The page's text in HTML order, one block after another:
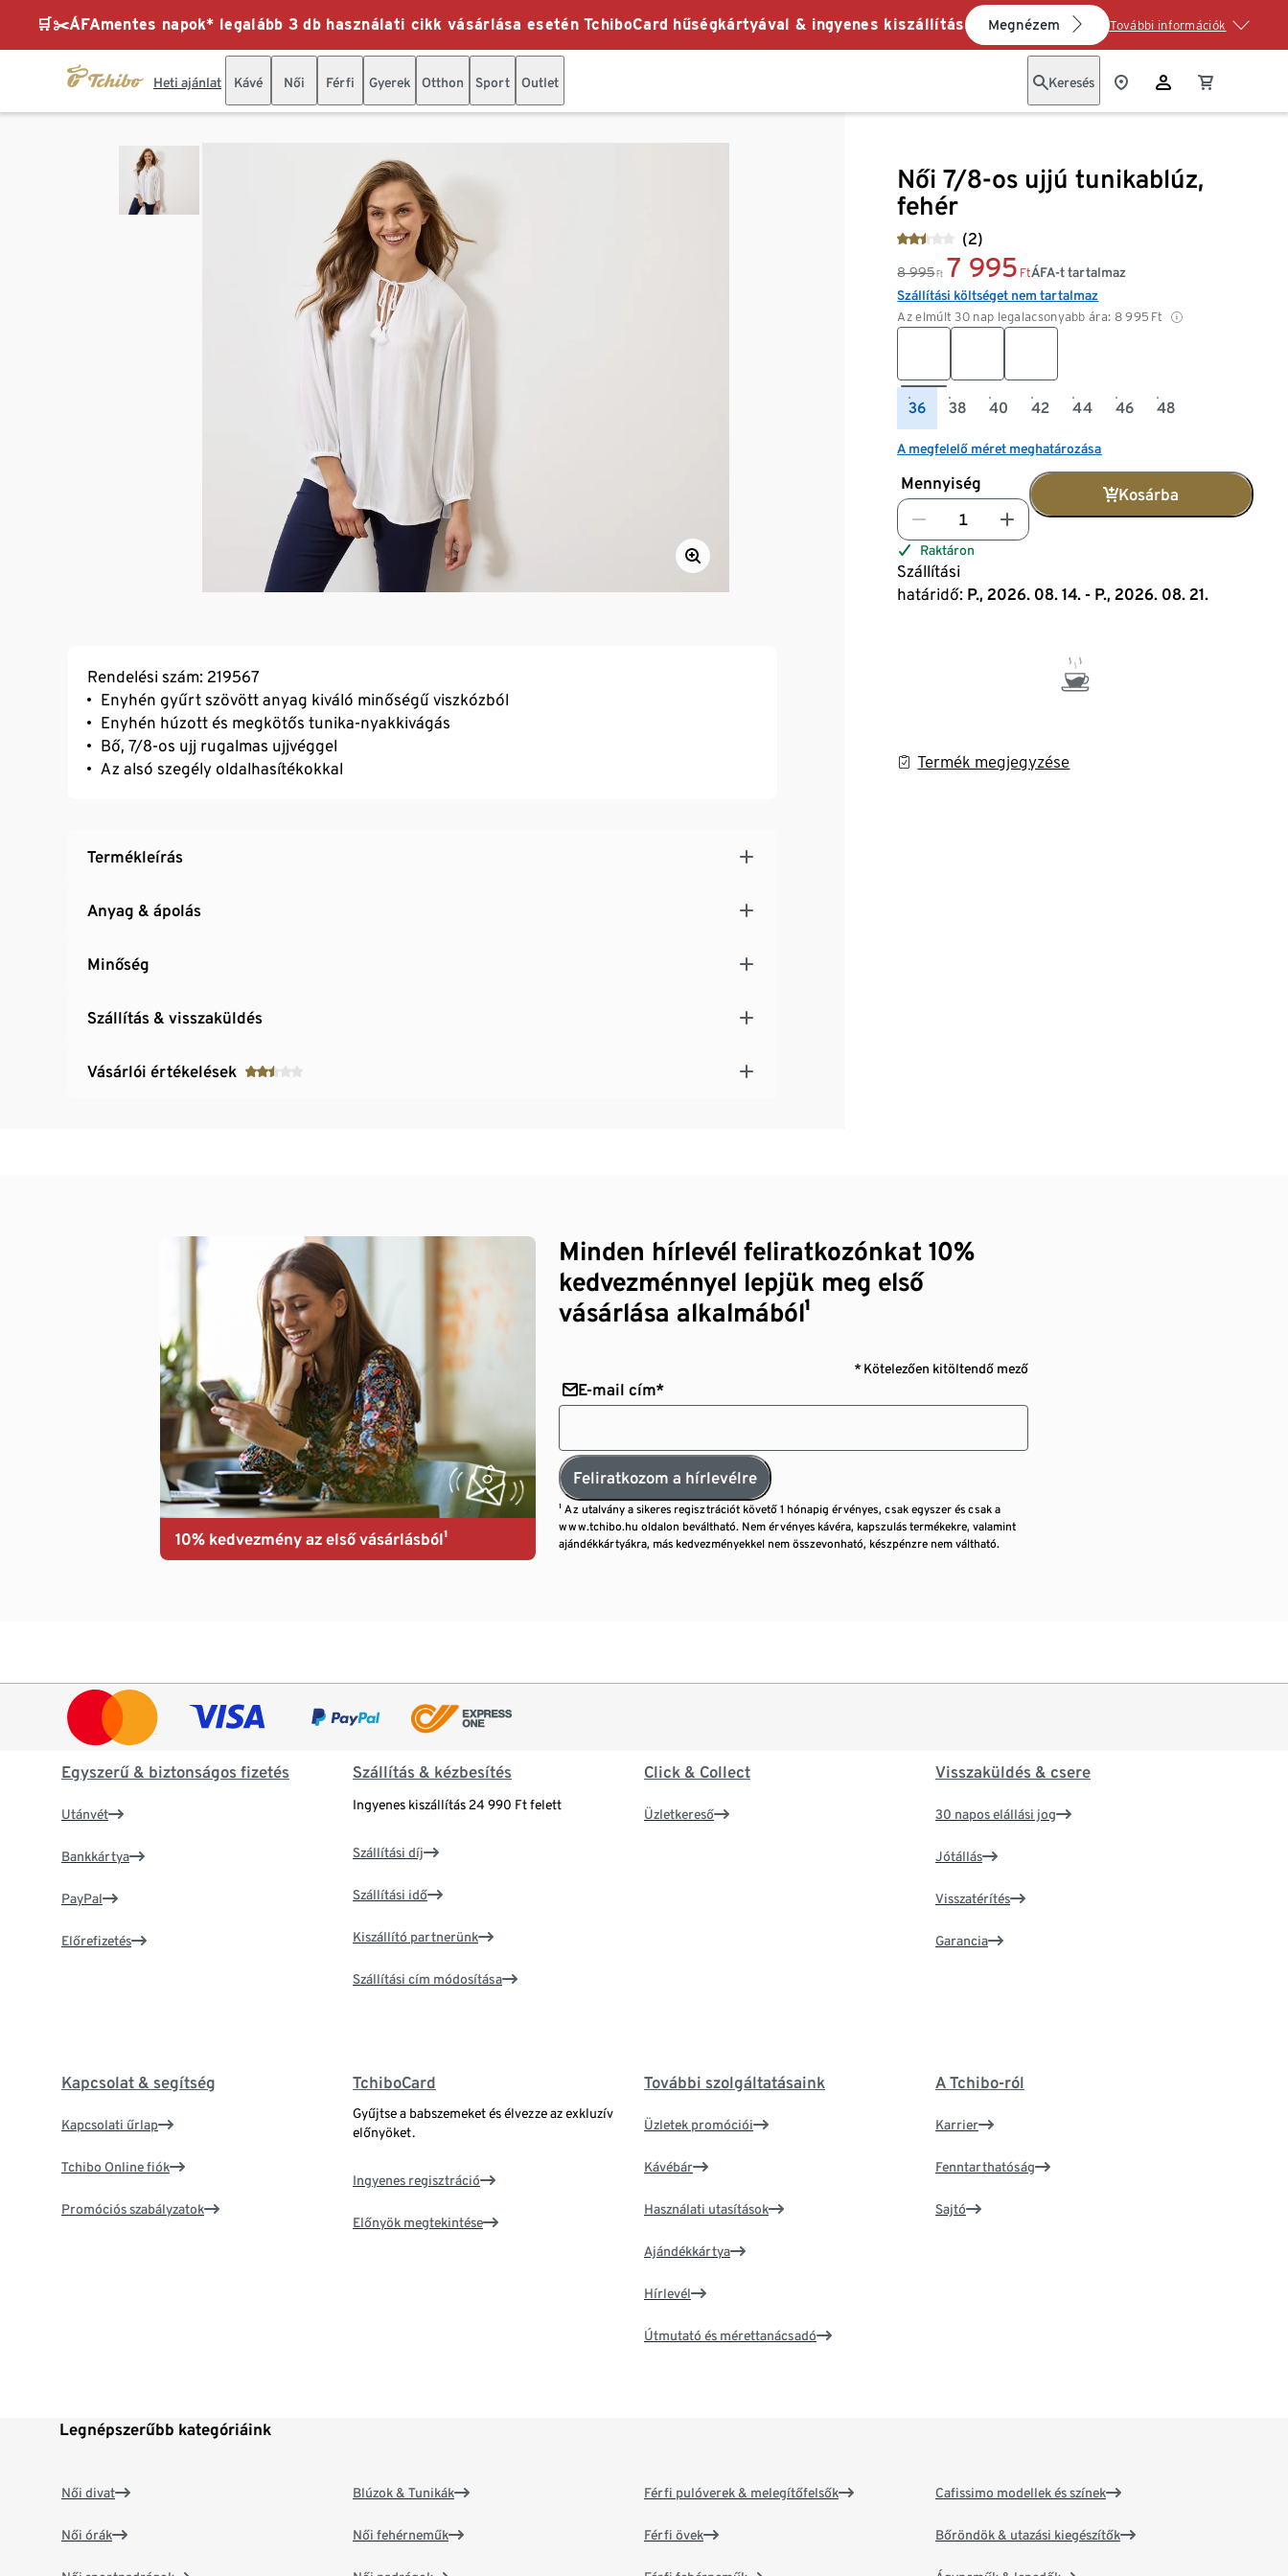
🛒✂️ÁFAmentes napok* legalább 3 db használati cikk vásárlása esetén TchiboCard hűségkártyával & ingyenes kiszállítás Megnézem További információk
Heti ajánlat Kávé Női Férfi Gyerek Otthon Sport Outlet Keresés
Női 7/8-os ujjú tunikablúz,
fehér
(2)
8 995 Ft 7 995 Ft
Az elmúlt 30 nap legalacsonyabb ára: 8 995 Ft
ÁFA-t tartalmaz
Szállítási költséget nem tartalmaz
36 38 40 42 44 46 48
A megfelelő méret meghatározása
Mennyiség
Kosárba
Raktáron
Szállítási
határidő: P., 2026. 08. 14. - P., 2026. 08. 21.
Termék megjegyzése
Rendelési szám: 219567
Enyhén gyűrt szövött anyag kiváló minőségű viszkózból
Enyhén húzott és megkötős tunika-nyakkivágás
Bő, 7/8-os ujj rugalmas ujjvéggel
Az alsó szegély oldalhasítékokkal
Termékleírás
Anyag & ápolás
Minőség
Szállítás & visszaküldés
Vásárlói értékelések
10% kedvezmény az első vásárlásból¹
Minden hírlevél feliratkozónkat 10%
kedvezménnyel lepjük meg első
vásárlása alkalmából¹
* Kötelezően kitöltendő mező
E-mail cím*
Feliratkozom a hírlevélre
¹ Az utalvány a sikeres regisztrációt követő 1 hónapig érvényes, csak egyszer és csak a
www.tchibo.hu oldalon beváltható. Nem érvényes kávéra, kapszulás termékekre, valamint
ajándékkártyákra, más kedvezményekkel nem összevonható, készpénzre nem váltható.
Egyszerű & biztonságos fizetés
Utánvét
Bankkártya
PayPal
Előrefizetés
Szállítás & kézbesítés
Ingyenes kiszállítás 24 990 Ft felett
Szállítási díj
Szállítási idő
Kiszállító partnerünk
Szállítási cím módosítása
Click & Collect
Üzletkereső
Visszaküldés & csere
30 napos elállási jog
Jótállás
Visszatérítés
Garancia
Kapcsolat & segítség
Kapcsolati űrlap
Tchibo Online fiók
Promóciós szabályzatok
TchiboCard
Gyűjtse a babszemeket és élvezze az exkluzív
előnyöket.
Ingyenes regisztráció
Előnyök megtekintése
További szolgáltatásaink
Üzletek promóciói
Kávébár
Használati utasítások
Ajándékkártya
Hírlevél
Útmutató és mérettanácsadó
A Tchibo-ról
Karrier
Fenntarthatóság
Sajtó
Legnépszerűbb kategóriáink
Női divat
Női órák
Blúzok & Tunikák
Női fehérneműk
Férfi pulóverek & melegítőfelsők
Férfi övek
Cafissimo modellek és színek
Bőröndök & utazási kiegészítők